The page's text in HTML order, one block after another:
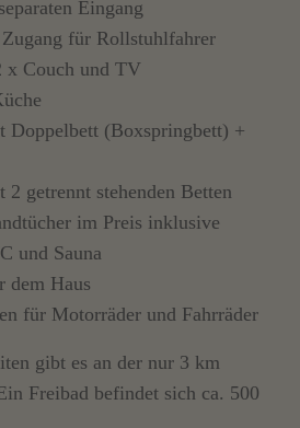
Eingang
für Rollstuhlfahrer
x Couch und TV
Doppelbett (Boxspringbett) +
getrennt stehenden Betten
im Preis inklusive
und Sauna
dem Haus
für Motorräder und Fahrräder
gibt es an der nur 3 km
Freibad befindet sich ca. 500